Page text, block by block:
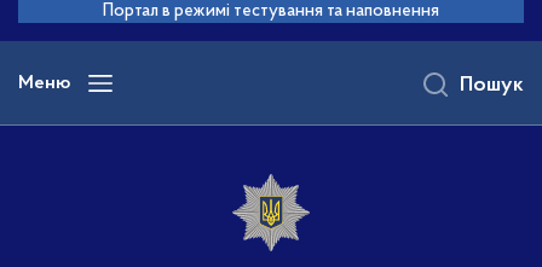
основного
вмісту
Портал в режимі тестування та наповнення
Меню Пошук